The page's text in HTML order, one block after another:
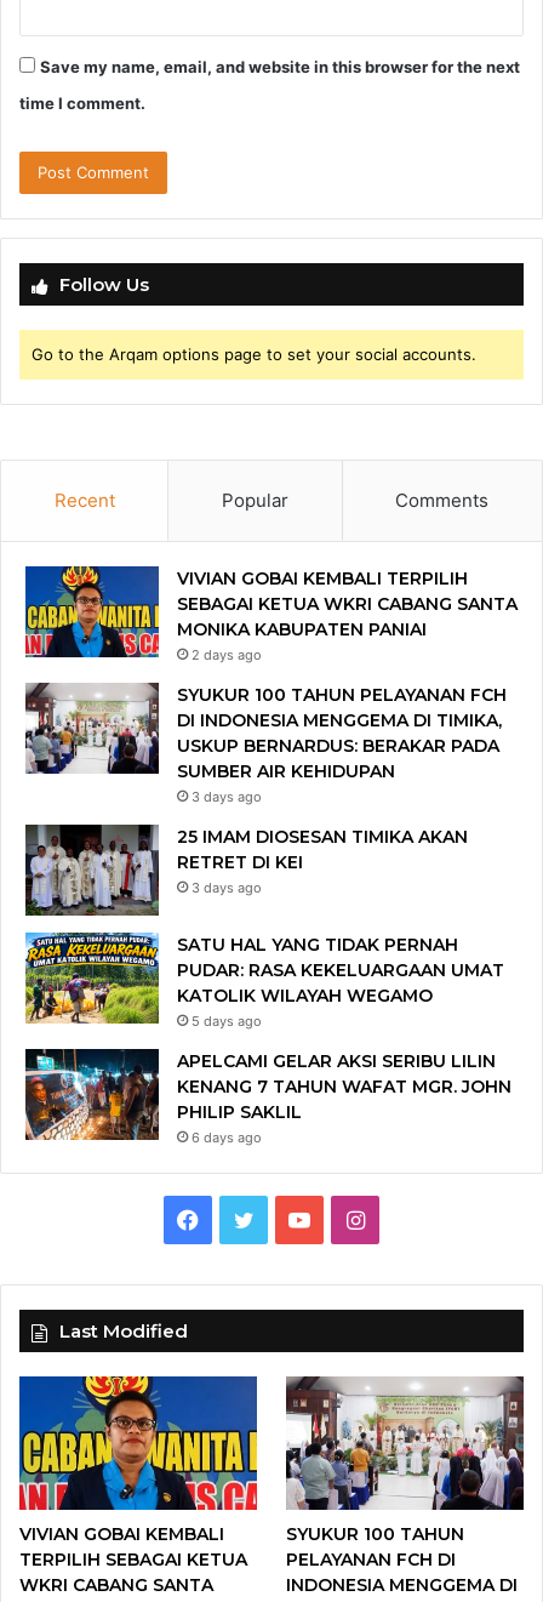
Save my name, email, and website in this browser for the next
time I comment.
Follow Us
Go to the Arqam options page to set your social accounts.
Recent Popular Comments
VIVIAN GOBAI KEMBALI TERPILIH
SEBAGAI KETUA WKRI CABANG SANTA
MONIKA KABUPATEN PANIAI
2 days ago
SYUKUR 100 TAHUN PELAYANAN FCH
DI INDONESIA MENGGEMA DI TIMIKA,
USKUP BERNARDUS: BERAKAR PADA
SUMBER AIR KEHIDUPAN
3 days ago
25 IMAM DIOSESAN TIMIKA AKAN
RETRET DI KEI
3 days ago
SATU HAL YANG TIDAK PERNAH
PUDAR: RASA KEKELUARGAAN UMAT
KATOLIK WILAYAH WEGAMO
5 days ago
APELCAMI GELAR AKSI SERIBU LILIN
KENANG 7 TAHUN WAFAT MGR. JOHN
PHILIP SAKLIL
6 days ago
c
o
k
i
r
u
u
b
e
I
s
a
g
r
a
Last Modified
VIVIAN GOBAI KEMBALI
TERPILIH SEBAGAI KETUA
WKRI CABANG SANTA
SYUKUR 100 TAHUN
PELAYANAN FCH DI
INDONESIA MENGGEMA DI